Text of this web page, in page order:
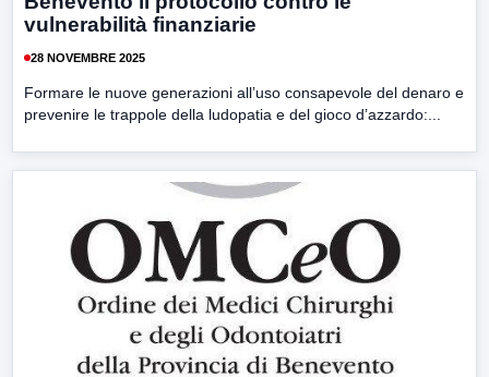
vulnerabilità finanziarie
28 NOVEMBRE 2025
Formare le nuove generazioni all’uso consapevole del denaro e
prevenire le trappole della ludopatia e del gioco d’azzardo:...